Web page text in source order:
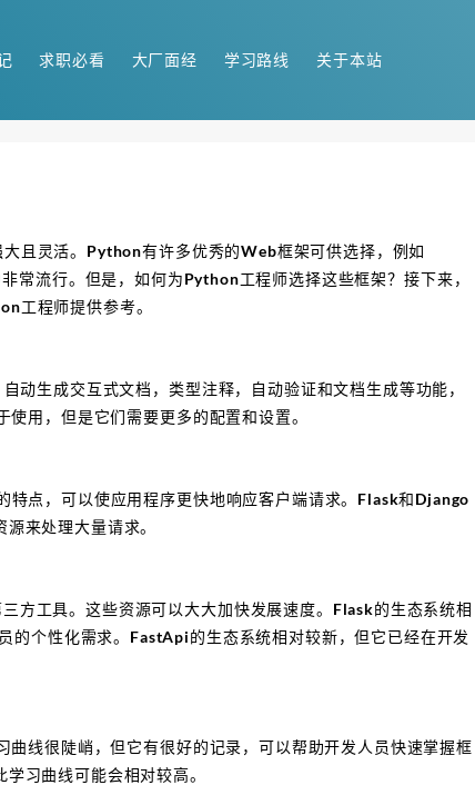
求职必看 大厂面经 学习路线 关于本站
且灵活。Python有许多优秀的Web框架可供选择，例如
流行。但是，如何为Python工程师选择这些框架？接下来，
工程师提供参考。
生成交互式文档，类型注释，自动验证和文档生成等功能，
用，但是它们需要更多的配置和设置。
点，可以使应用程序更快地响应客户端请求。Flask和Django
来处理大量请求。
方工具。这些资源可以大大加快发展速度。Flask的生态系统相
的个性化需求。FastApi的生态系统相对较新，但它已经在开发
线很陡峭，但它有很好的记录，可以帮助开发人员快速掌握框
习曲线可能会相对较高。